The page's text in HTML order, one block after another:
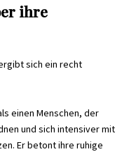
ihre
sich ein recht
einen Menschen, der
und sich intensiver mit
Er betont ihre ruhige